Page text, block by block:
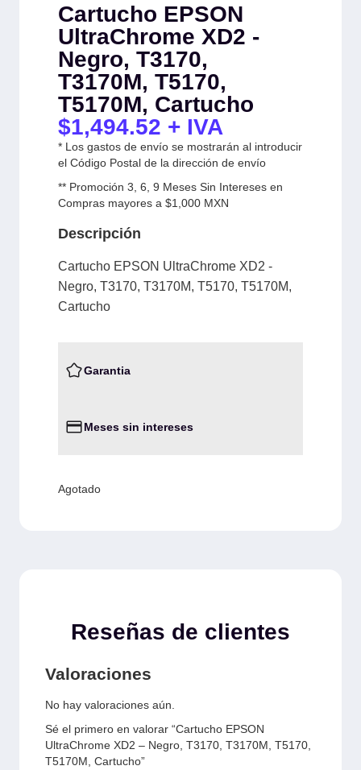
Cartucho EPSON
UltraChrome XD2 -
Negro, T3170,
T3170M, T5170,
T5170M, Cartucho
$1,494.52 + IVA
* Los gastos de envío se mostrarán al introducir
el Código Postal de la dirección de envío
** Promoción 3, 6, 9 Meses Sin Intereses en
Compras mayores a $1,000 MXN
Descripción
Cartucho EPSON UltraChrome XD2 -
Negro, T3170, T3170M, T5170, T5170M,
Cartucho
Garantia
Meses sin intereses
Agotado
Reseñas de clientes
Valoraciones
No hay valoraciones aún.
Sé el primero en valorar “Cartucho EPSON
UltraChrome XD2 – Negro, T3170, T3170M, T5170,
T5170M, Cartucho”